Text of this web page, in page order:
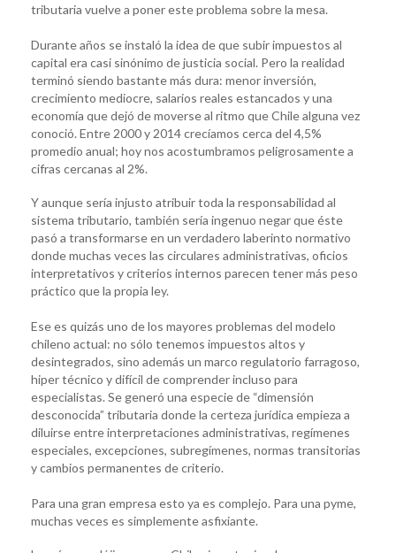
tributaria vuelve a poner este problema sobre la mesa.
Durante años se instaló la idea de que subir impuestos al
capital era casi sinónimo de justicia social. Pero la realidad
terminó siendo bastante más dura: menor inversión,
crecimiento mediocre, salarios reales estancados y una
economía que dejó de moverse al ritmo que Chile alguna vez
conoció. Entre 2000 y 2014 crecíamos cerca del 4,5%
promedio anual; hoy nos acostumbramos peligrosamente a
cifras cercanas al 2%.
Y aunque sería injusto atribuir toda la responsabilidad al
sistema tributario, también sería ingenuo negar que éste
pasó a transformarse en un verdadero laberinto normativo
donde muchas veces las circulares administrativas, oficios
interpretativos y criterios internos parecen tener más peso
práctico que la propia ley.
Ese es quizás uno de los mayores problemas del modelo
chileno actual: no sólo tenemos impuestos altos y
desintegrados, sino además un marco regulatorio farragoso,
hiper técnico y difícil de comprender incluso para
especialistas. Se generó una especie de “dimensión
desconocida” tributaria donde la certeza jurídica empieza a
diluirse entre interpretaciones administrativas, regímenes
especiales, excepciones, subregímenes, normas transitorias
y cambios permanentes de criterio.
Para una gran empresa esto ya es complejo. Para una pyme,
muchas veces es simplemente asfixiante.